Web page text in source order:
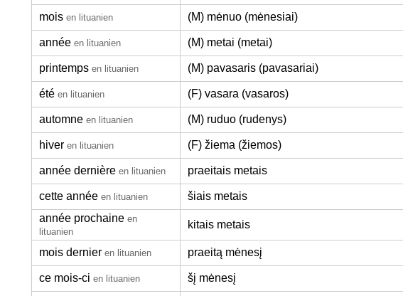
mois en lituanien (M) mėnuo (mėnesiai)
année en lituanien (M) metai (metai)
printemps en lituanien (M) pavasaris (pavasariai)
été en lituanien (F) vasara (vasaros)
automne en lituanien (M) ruduo (rudenys)
hiver en lituanien (F) žiema (žiemos)
année dernière en lituanien praeitais metais
cette année en lituanien
šiais metais
année prochaine en
lituanien
kitais metais
mois dernier en lituanien praeitą mėnesį
ce mois-ci en lituanien šį mėnesį